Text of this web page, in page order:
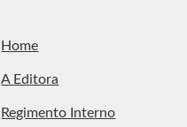
Home
A Editora
Regimento Interno